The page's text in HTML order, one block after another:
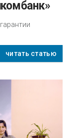
читать статью